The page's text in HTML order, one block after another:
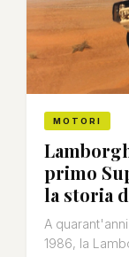
MOTORI
primo
la storia
A
1986, la